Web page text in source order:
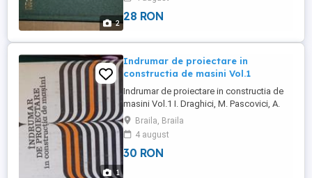
2 28 RON
1
Indrumar de proiectare in
constructia de masini Vol.1
Indrumar de proiectare in constructia de
masini Vol.1 I. Draghici, M. Pascovici, A.
Jula, etc. Editura Tehnica 1981 Exclusiv
Braila
Braila, Braila
4 august
30 RON